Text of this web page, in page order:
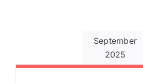
September
2025